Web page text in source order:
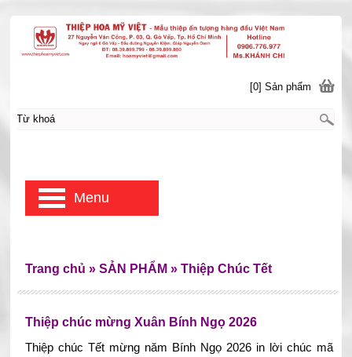
Thiệp chúc mừng Xuân Bính Ngọ 2026
Thiệp chúc Tết mừng năm Bính Ngọ 2026 in lời chúc mã
Trang chủ » SẢN PHẨM » Thiệp Chúc Tết
[0] Sản phẩm
Menu